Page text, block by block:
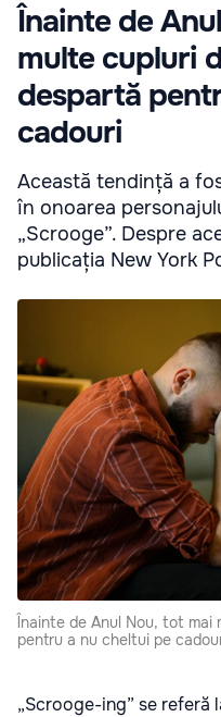
Înainte de
multe cupluri
despartă
cadouri
Această tendință a
în onoarea
„Scrooge”. Despre
publicația New York
Înainte de Anul Nou, tot mai
pentru a nu cheltui pe
„Scrooge-ing” se referă